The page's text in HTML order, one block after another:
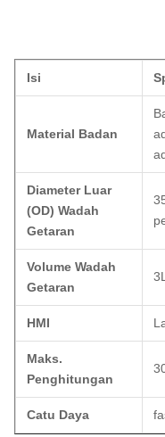
Isi
Material Badan
Diameter Luar
(OD) Wadah
Getaran
Volume Wadah
Getaran
HMI
Maks.
Penghitungan
Catu Daya